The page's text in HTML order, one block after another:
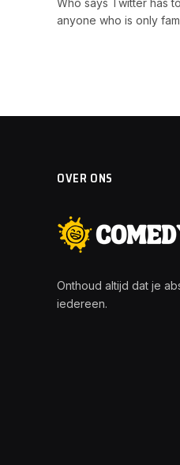
Who says Twitter has
anyone who is only
OVER ONS
Onthoud altijd dat je
iedereen.